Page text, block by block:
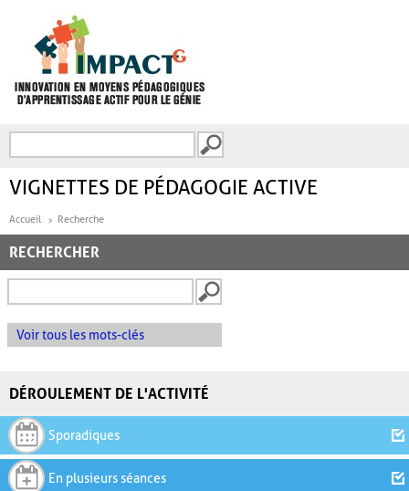
FORMULAIRE DE
VIGNETTES DE PÉDAGOGIE ACTIVE
Accueil Recherche
RECHERCHER
Voir tous les mots-clés
DÉROULEMENT DE L'ACTIVITÉ
Sporadiques
En plusieurs séances